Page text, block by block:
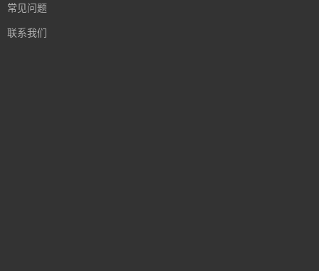
常见问题
联系我们